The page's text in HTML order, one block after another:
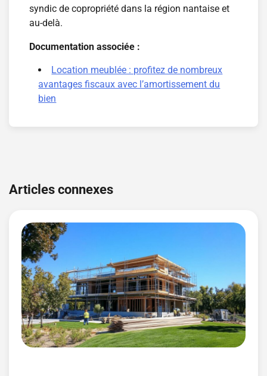
syndic de copropriété dans la région nantaise et
au-delà.
Documentation associée :
Location meublée : profitez de nombreux
avantages fiscaux avec l’amortissement du
bien
de
Articles connexes